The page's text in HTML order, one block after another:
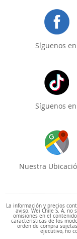
Síguenos
Síguenos
Nuestra
La información y precios
aviso. Wei Chile S. A.
omisiones en el
características de los
orden de compra
ejecutivo, no